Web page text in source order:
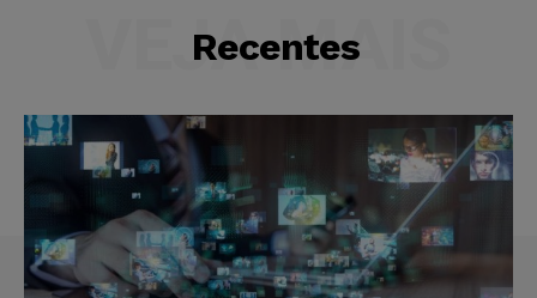
Recentes
VEJA MAIS